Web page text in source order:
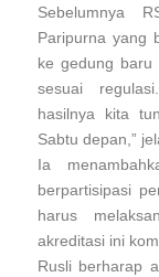
Sebelumnya
Paripurna yang
ke gedung baru
sesuai
hasilnya kita
Sabtu depan,”
Ia
berpartisipasi
harus
akreditasi ini
Rusli berharap